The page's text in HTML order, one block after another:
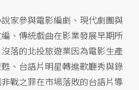
家參與電影編劇、現代劇團與
、傳統戲曲在影業發展早期所
落的北投旅遊業因為電影生產
、台語片明星轉進歌廳秀與錄
戰之罪在市場落敗的台語片導